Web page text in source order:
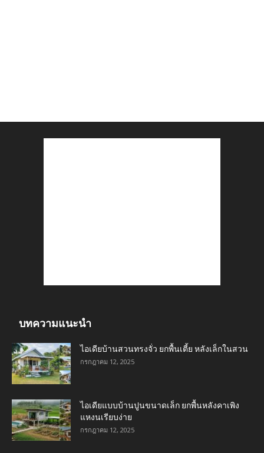
บทความแนะนำ
ไอเดียบ้านสวนทรงจั่ว ยกพื้นเตี้ย หลังเล็กในสวน
กรกฎาคม 12, 2025
ไอเดียแบบบ้านปูนขนาดเล็ก ยกพื้นหลังคาเพิง
แหงนเรียบง่าย
กรกฎาคม 12, 2025